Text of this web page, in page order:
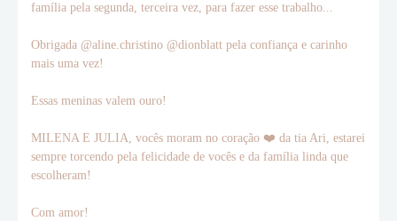
família pela segunda, terceira vez, para fazer esse trabalho...
Obrigada @aline.christino @dionblatt pela confiança e carinho
mais uma vez!
Essas meninas valem ouro!
MILENA E JULIA, vocês moram no coração ❤️ da tia Ari, estarei
sempre torcendo pela felicidade de vocês e da família linda que
escolheram!
Com amor!